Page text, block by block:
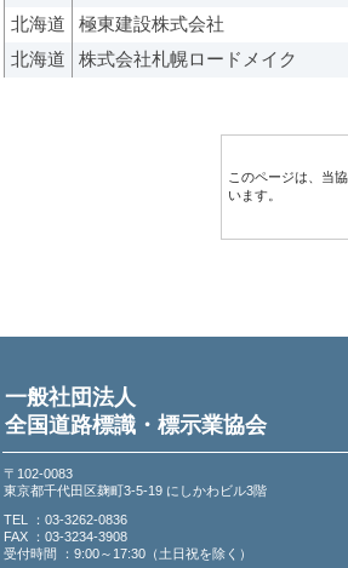
北海道 極東建設株式会社
北海道 株式会社札幌ロードメイク
このページは、当
います。
一般社団法人
全国道路標識・標示業協会
〒102-0083
東京都千代田区麹町3-5-19 にしかわビル3階
TEL ：03-3262-0836
FAX ：03-3234-3908
受付時間 ：9:00～17:30（土日祝を除く）